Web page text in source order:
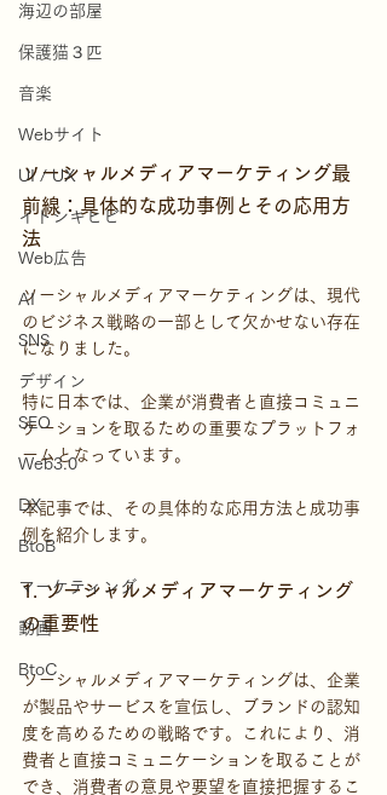
海辺の部屋
保護猫３匹
音楽
Webサイト
UI / UX
イトシキヒビ
Web広告
AI
SNS
デザイン
SEO
Web3.0
DX
BtoB
マーケティング
動画
BtoC
ソーシャルメディアマーケティング最
前線：具体的な成功事例とその応用方
法
ソーシャルメディアマーケティングは、現代
のビジネス戦略の一部として欠かせない存在
になりました。
特に日本では、企業が消費者と直接コミュニ
ケーションを取るための重要なプラットフォ
ームとなっています。
本記事では、その具体的な応用方法と成功事
例を紹介します。
1. ソーシャルメディアマーケティング
の重要性
ソーシャルメディアマーケティングは、企業
が製品やサービスを宣伝し、ブランドの認知
度を高めるための戦略です。これにより、消
費者と直接コミュニケーションを取ることが
でき、消費者の意見や要望を直接把握するこ